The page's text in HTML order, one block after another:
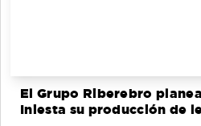
El Grupo Riberebro
Iniesta su producción de